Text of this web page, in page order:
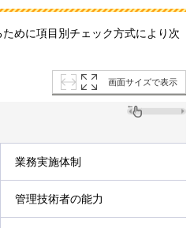
めに項目別チェック方式により次
画面サイズで表示
業務実施体制
管理技術者の能力